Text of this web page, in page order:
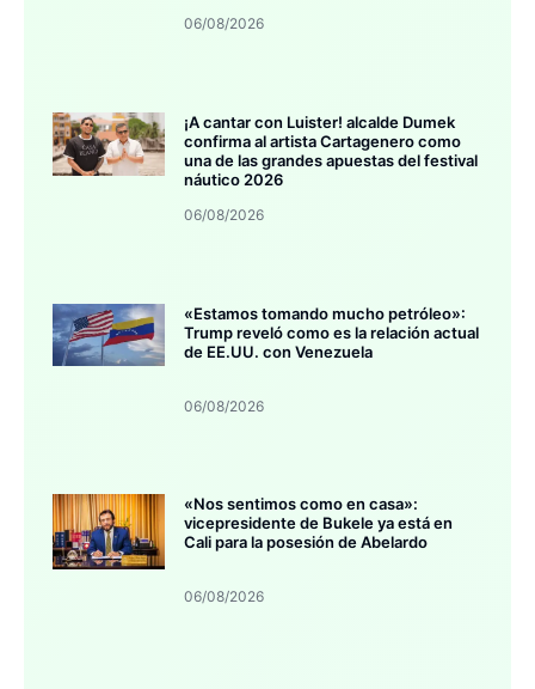
06/08/2026
¡A cantar con Luister! alcalde Dumek
confirma al artista Cartagenero como
una de las grandes apuestas del festival
náutico 2026
06/08/2026
«Estamos tomando mucho petróleo»:
Trump reveló como es la relación actual
de EE.UU. con Venezuela
06/08/2026
«Nos sentimos como en casa»:
vicepresidente de Bukele ya está en
Cali para la posesión de Abelardo
06/08/2026